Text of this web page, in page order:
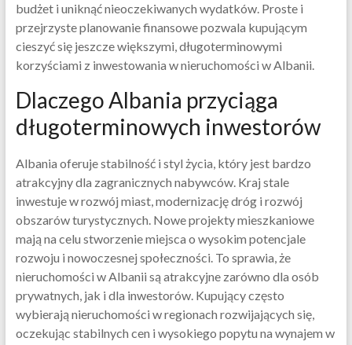
budżet i uniknąć nieoczekiwanych wydatków. Proste i
przejrzyste planowanie finansowe pozwala kupującym
cieszyć się jeszcze większymi, długoterminowymi
korzyściami z inwestowania w nieruchomości w Albanii.
Dlaczego Albania przyciąga
długoterminowych inwestorów
Albania oferuje stabilność i styl życia, który jest bardzo
atrakcyjny dla zagranicznych nabywców. Kraj stale
inwestuje w rozwój miast, modernizację dróg i rozwój
obszarów turystycznych. Nowe projekty mieszkaniowe
mają na celu stworzenie miejsca o wysokim potencjale
rozwoju i nowoczesnej społeczności. To sprawia, że ​​
nieruchomości w Albanii są atrakcyjne zarówno dla osób
prywatnych, jak i dla inwestorów. Kupujący często
wybierają nieruchomości w regionach rozwijających się,
oczekując stabilnych cen i wysokiego popytu na wynajem w